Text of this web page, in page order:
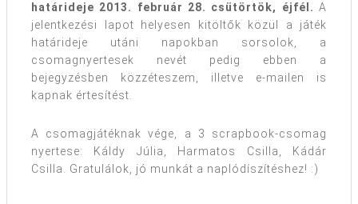
határideje 2013. február 28. csütörtök, éjfél . A
jelentkezési lapot helyesen kitöltők közül a játék
határideje utáni napokban sorsolok, a
csomagnyertesek nevét pedig ebben a
bejegyzésben közzéteszem, illetve e-mailen is
kapnak értesítést.
A csomagjátéknak vége, a 3 scrapbook-csomag
nyertese: Káldy Júlia, Harmatos Csilla, Kádár
Csilla. Gratulálok, jó munkát a naplódíszítéshez! :)